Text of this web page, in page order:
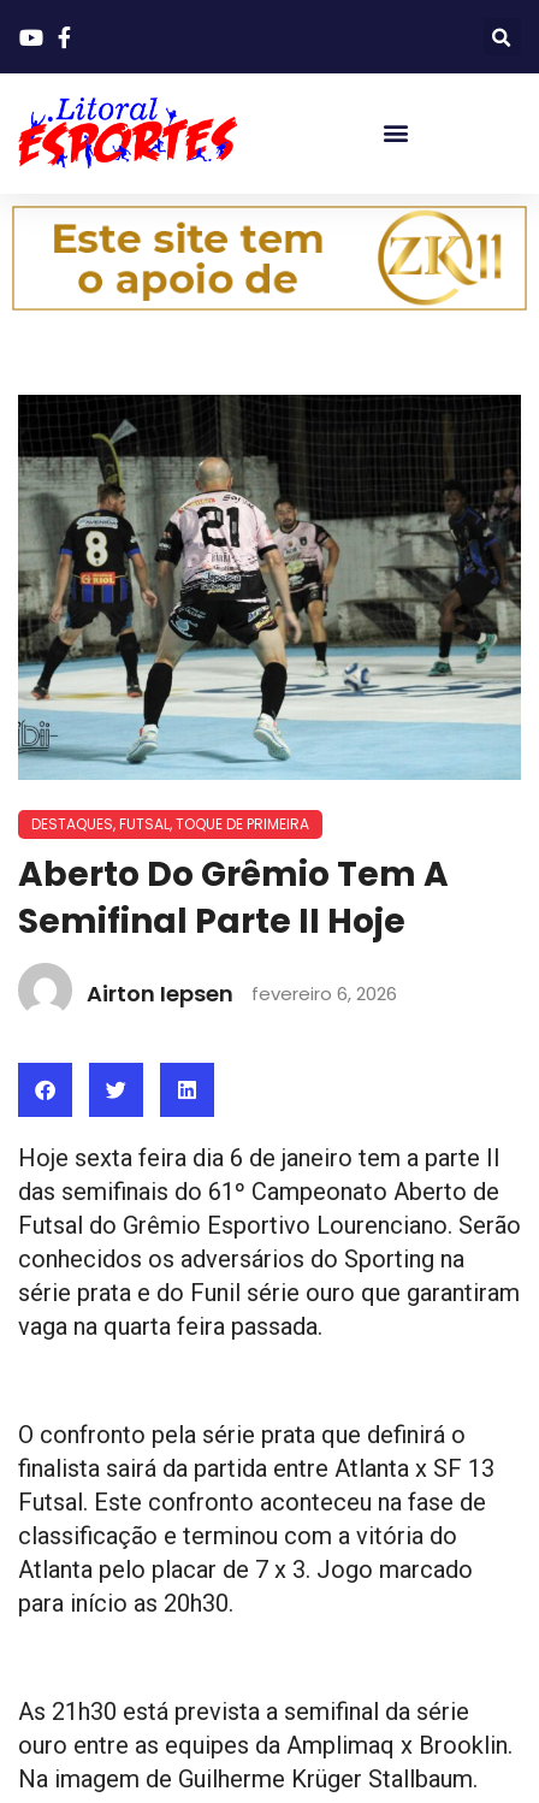
DESTAQUES,FUTSAL,TOQUE DE PRIMEIRA
Aberto Do Grêmio Tem A
Semifinal Parte II Hoje
Airton Iepsen fevereiro 6, 2026
Hoje sexta feira dia 6 de janeiro tem a parte II
das semifinais do 61º Campeonato Aberto de
Futsal do Grêmio Esportivo Lourenciano. Serão
conhecidos os adversários do Sporting na
série prata e do Funil série ouro que garantiram
vaga na quarta feira passada.
O confronto pela série prata que definirá o
finalista sairá da partida entre Atlanta x SF 13
Futsal. Este confronto aconteceu na fase de
classificação e terminou com a vitória do
Atlanta pelo placar de 7 x 3. Jogo marcado
para início as 20h30.
As 21h30 está prevista a semifinal da série
ouro entre as equipes da Amplimaq x Brooklin.
Na imagem de Guilherme Krüger Stallbaum.